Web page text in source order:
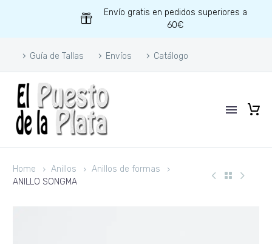
Envío gratis en pedidos superiores a
60€
Guía de Tallas Envíos Catálogo
Home Anillos
Anillos de formas
ANILLO SONGMA